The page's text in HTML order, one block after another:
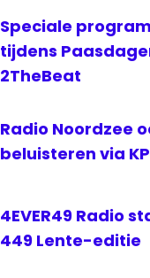
Speciale
tijdens
2TheBeat
Radio Noordzee
beluisteren via
4EVER49 Radio
449 Lente-editie